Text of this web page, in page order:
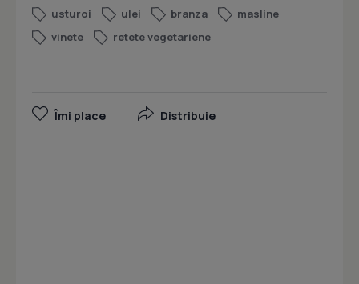
usturoi
ulei branza
masline
vinete
retete vegetariene
Îmi place Distribuie